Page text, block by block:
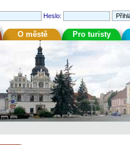
Heslo:
O městě Pro turisty